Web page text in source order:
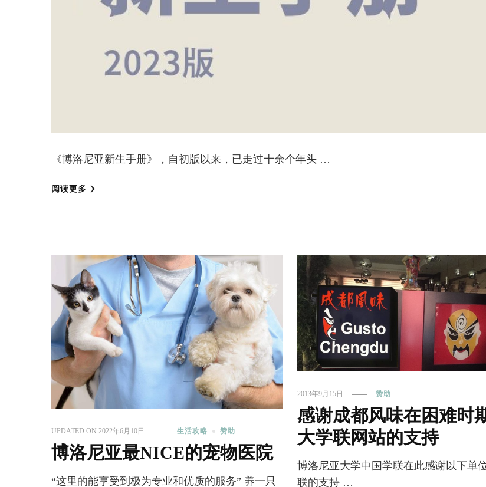
《博洛尼亚新生手册》，自初版以来，已走过十余个年头 …
阅读更多
UPDATED ON2022年6月10日 生活攻略 赞助
博洛尼亚最NICE的宠物医院
“这里的能享受到极为专业和优质的服务” 养一只
2013年9月15日 赞助
感谢成都风味在困难时
大学联网站的支持
博洛尼亚大学中国学联在此感谢以下单
联的支持 …